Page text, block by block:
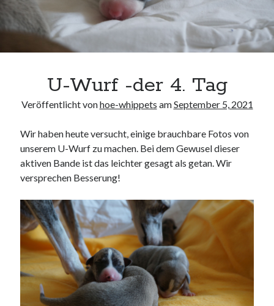
Facebook
anzeigen
Archiv
Archiv
U-Wurf -der 4. Tag
Veröffentlicht vonhoe-whippets amSeptember 5, 2021
Wir haben heute versucht, einige brauchbare Fotos von
unserem U-Wurf zu machen. Bei dem Gewusel dieser
aktiven Bande ist das leichter gesagt als getan. Wir
versprechen Besserung!